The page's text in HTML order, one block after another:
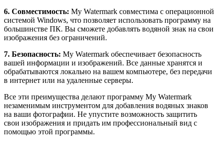
6. Совместимость: My Watermark совместима с операционной
системой Windows, что позволяет использовать программу на
большинстве ПК. Вы сможете добавлять водяной знак на свои
изображения без ограничений.
7. Безопасность: My Watermark обеспечивает безопасность
вашей информации и изображений. Все данные хранятся и
обрабатываются локально на вашем компьютере, без передачи
в интернет или на удаленные серверы.
Все эти преимущества делают программу My Watermark
незаменимым инструментом для добавления водяных знаков
на ваши фотографии. Не упустите возможность защитить
свои изображения и придать им профессиональный вид с
помощью этой программы.